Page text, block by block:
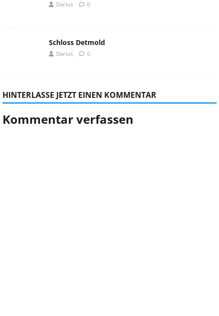
Darius 0
Schloss Detmold
Darius 0
HINTERLASSE JETZT EINEN KOMMENTAR
Kommentar verfassen